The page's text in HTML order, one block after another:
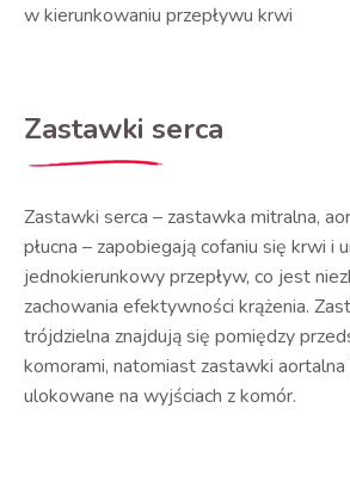
w kierunkowaniu przepływu krwi
Zastawki serca
Zastawki serca – zastawka mitralna,
płucna – zapobiegają cofaniu się krwi i
jednokierunkowy przepływ, co jest
zachowania efektywności krążenia.
trójdzielna znajdują się pomiędzy
komorami, natomiast zastawki aortalna
ulokowane na wyjściach z komór.